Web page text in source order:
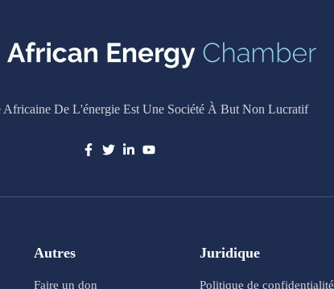
Africaine De L'énergie Est Une Société À But Non Lucratif
Autres
Faire un don
Juridique
Politique de confidentialité